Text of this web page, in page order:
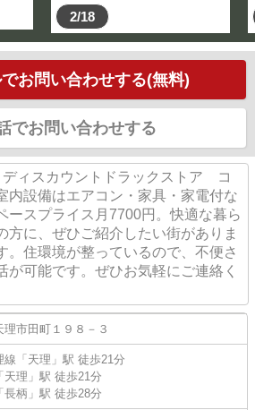
2/18
お問い合わせする(無料)
でお問い合わせする
ィスカウントドラックストア コ
内設備はエアコン・家具・家電付な
ースプライス月7700円。快適な暮ら
方に、ぜひご紹介したい街がありま
。住環境が整っているので、不便さ
が可能です。ぜひお気軽にご連絡く
理市田町 １９８－３
線 「 天理 」駅 徒歩21分
「 天理 」駅 徒歩21分
「 長柄 」駅 徒歩28分